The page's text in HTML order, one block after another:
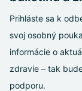
Prihláste sa k
svoj osobný
informácie o
zdravie – tak
podporu.